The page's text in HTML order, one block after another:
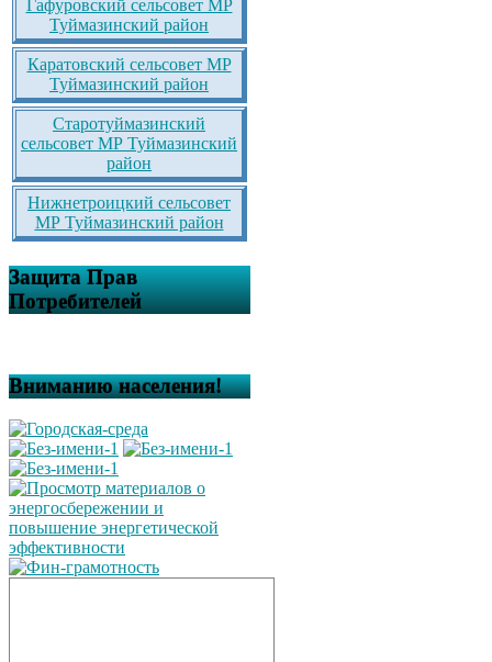
Гафуровский сельсовет МР
Туймазинский район
Каратовский сельсовет МР
Туймазинский район
Старотуймазинский
сельсовет МР Туймазинский
район
Нижнетроицкий сельсовет
МР Туймазинский район
Защита Прав
Потребителей
Вниманию населения!